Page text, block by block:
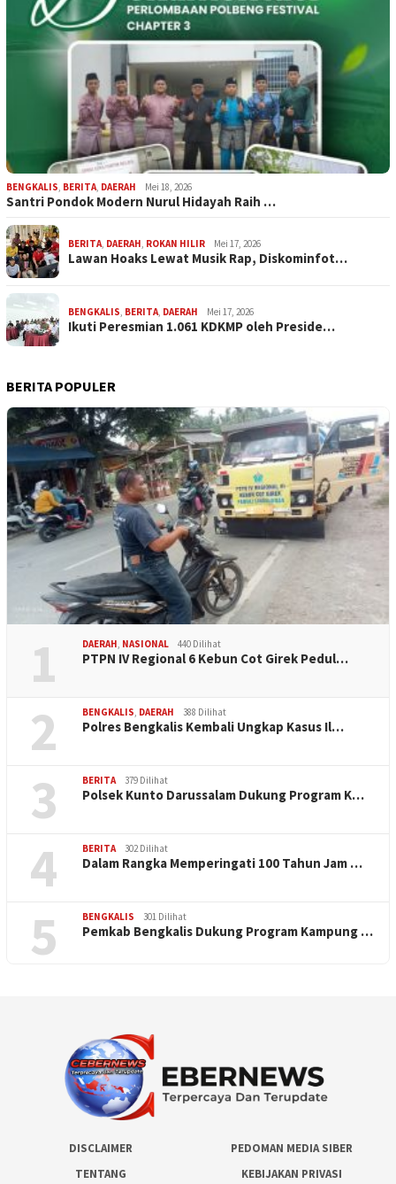
BENGKALIS, BERITA, DAERAH Mei 18, 2026
Santri Pondok Modern Nurul Hidayah Raih …
BERITA, DAERAH, ROKAN HILIR Mei 17, 2026
Lawan Hoaks Lewat Musik Rap, Diskominfot…
BENGKALIS, BERITA, DAERAH Mei 17, 2026
Ikuti Peresmian 1.061 KDKMP oleh Preside…
BERITA POPULER
1 DAERAH NASIONAL 440 Dilihat
PTPN IV Regional 6 Kebun Cot Girek Pedul…
2 BENGKALIS DAERAH 388 Dilihat
Polres Bengkalis Kembali Ungkap Kasus Il…
3 BERITA 379 Dilihat
Polsek Kunto Darussalam Dukung Program K…
4 BERITA 302 Dilihat
Dalam Rangka Memperingati 100 Tahun Jam …
5 BENGKALIS 301 Dilihat
Pemkab Bengkalis Dukung Program Kampung …
DISCLAIMER
PEDOMAN MEDIA SIBER
TENTANG
KEBIJAKAN PRIVASI